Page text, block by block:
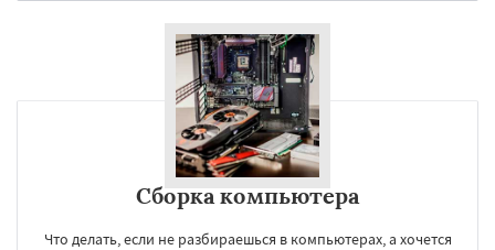
Сборка компьютера
Что делать, если не разбираешься в компьютерах, а хочется